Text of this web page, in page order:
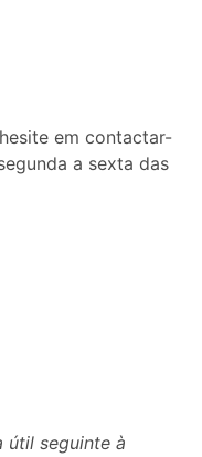
em contactar-
a sexta das
útil seguinte à